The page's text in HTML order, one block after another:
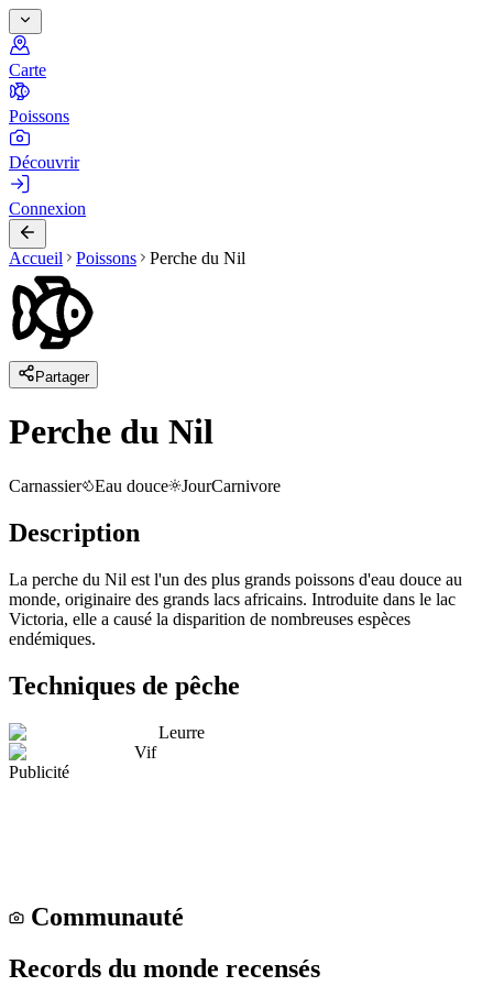
Carte
Poissons
Découvrir
Connexion
Accueil Poissons Perche du Nil
Partager
Perche du Nil
Carnassier Eau douce JourCarnivore
Description
La perche du Nil est l'un des plus grands poissons d'eau douce au
monde, originaire des grands lacs africains. Introduite dans le lac
Victoria, elle a causé la disparition de nombreuses espèces
endémiques.
Techniques de pêche
Leurre
Vif
Publicité
Communauté
Records du monde recensés